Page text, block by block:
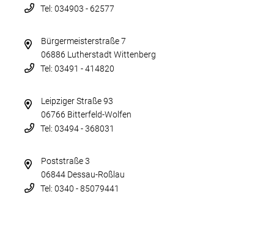
Tel: 034903 - 62577
Bürgermeisterstraße 7
06886 Lutherstadt Wittenberg
Tel: 03491 - 414820
Leipziger Straße 93
06766 Bitterfeld-Wolfen
Tel: 03494 - 368031
Poststraße 3
06844 Dessau-Roßlau
Tel: 0340 - 85079441